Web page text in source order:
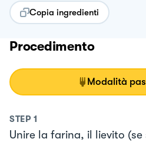
Copia ingredienti
Procedimento
Modalità
STEP 1
Unire la farina, il lievito